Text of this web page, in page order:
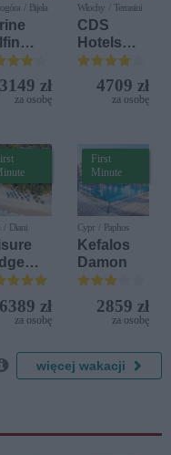
/ Bijela
(ex.
3149 zł
za osobę
Włochy / Terrasini
CDS
Hotels
Terrasini
(ex. Citta
del Mare)
4709 zł
za osobę
/ Diani
&
by
6389 zł
za osobę
First
Minute
Cypr / Paphos
Kefalos
Damon
2859 zł
za osobę
więcej wakacji